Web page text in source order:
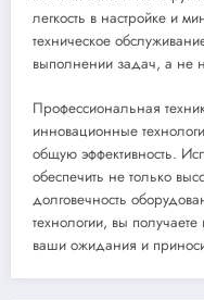
легкость в настройке и
техническое
выполнении задач, а не
Профессиональная
инновационные
общую эффективность.
обеспечить не только
долговечность
технологии, вы
ваши ожидания и